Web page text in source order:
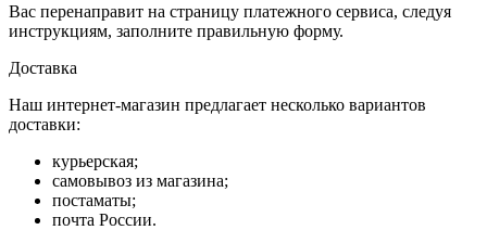
Вас перенаправит на страницу платежного сервиса, следуя
инструкциям, заполните правильную форму.
Доставка
Наш интернет-магазин предлагает несколько вариантов
доставки:
курьерская;
самовывоз из магазина;
постаматы;
почта России.